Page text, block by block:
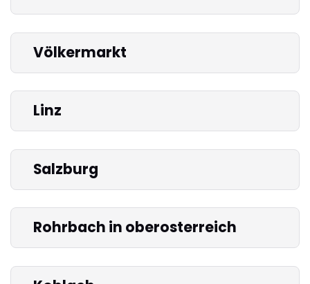
Völkermarkt
Linz
Salzburg
Rohrbach in oberosterreich